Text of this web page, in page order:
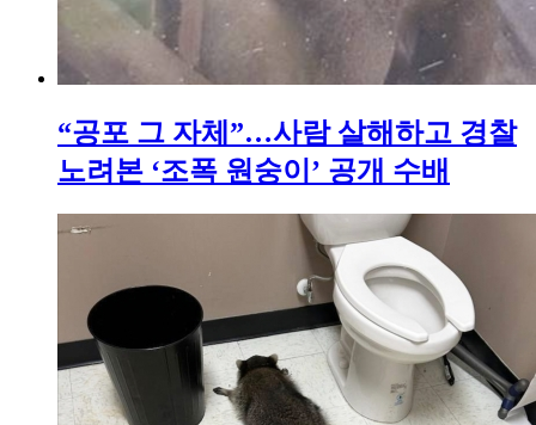
“공포 그 자체”…사람 살해하고 경찰
노려본 ‘조폭 원숭이’ 공개 수배